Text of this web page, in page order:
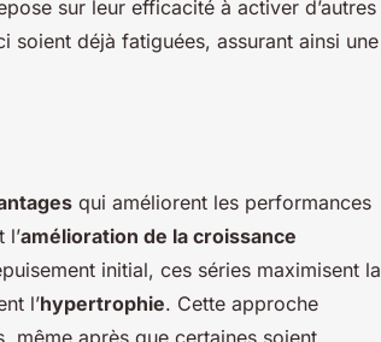
sur leur efficacité à activer d’autres
soient déjà fatiguées, assurant ainsi une
qui améliorent les performances
l’amélioration de la croissance
initial, ces séries maximisent la
l’hypertrophie. Cette approche